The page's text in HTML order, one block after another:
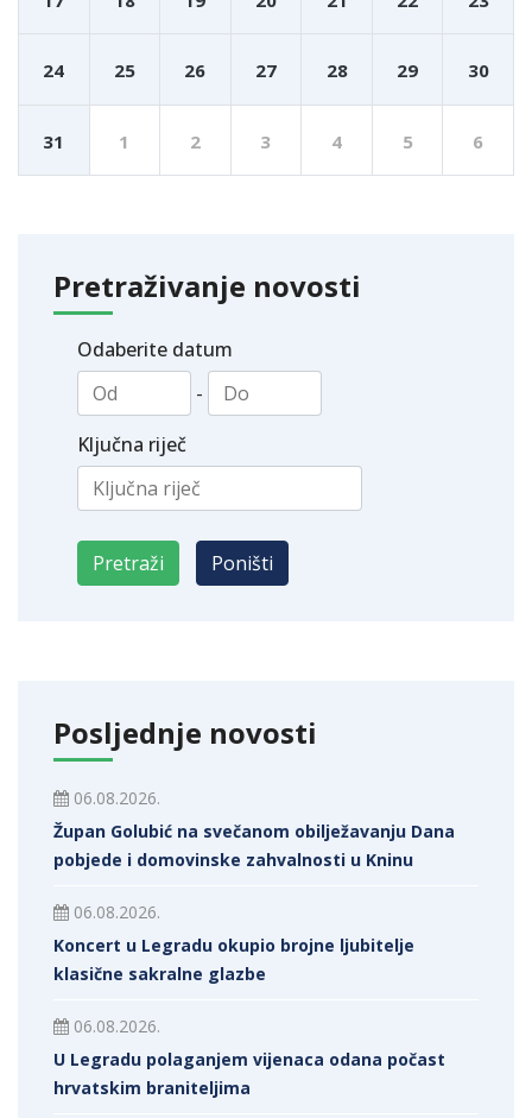
24 25 26 27 28 29 30
31 1 2 3 4 5 6
Pretraživanje novosti
Odaberite datum
-
Ključna riječ
Posljednje novosti
06.08.2026.
Župan Golubić na svečanom obilježavanju Dana
pobjede i domovinske zahvalnosti u Kninu
06.08.2026.
Koncert u Legradu okupio brojne ljubitelje
klasične sakralne glazbe
06.08.2026.
U Legradu polaganjem vijenaca odana počast
hrvatskim braniteljima